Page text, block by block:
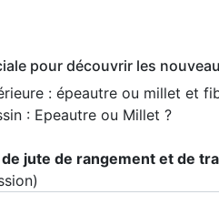
pour découvrir les
: épeautre ou millet et
: Epeautre ou Millet ?
jute de rangement et de